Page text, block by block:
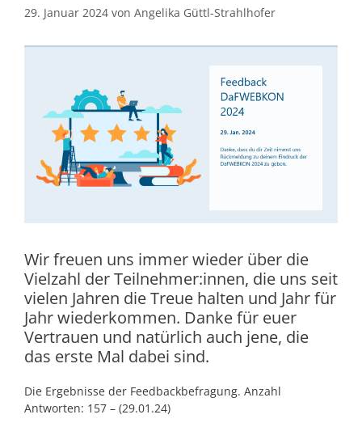
29. Januar 2024 von Angelika Güttl-Strahlhofer
Wir freuen uns immer wieder über die
Vielzahl der Teilnehmer:innen, die uns seit
vielen Jahren die Treue halten und Jahr für
Jahr wiederkommen. Danke für euer
Vertrauen und natürlich auch jene, die
das erste Mal dabei sind.
Die Ergebnisse der Feedbackbefragung. Anzahl
Antworten: 157 – (29.01.24)